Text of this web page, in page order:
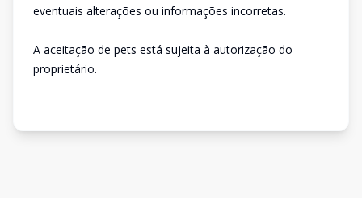
eventuais alterações ou informações incorretas.
A aceitação de pets está sujeita à autorização do
proprietário.